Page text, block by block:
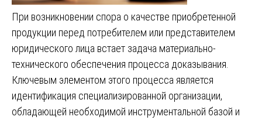
При возникновении спора о качестве приобретенной
продукции перед потребителем или представителем
юридического лица встает задача материально-
технического обеспечения процесса доказывания.
Ключевым элементом этого процесса является
идентификация специализированной организации,
обладающей необходимой инструментальной базой и